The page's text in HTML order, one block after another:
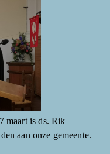
maart is ds. Rik
aan onze gemeente.